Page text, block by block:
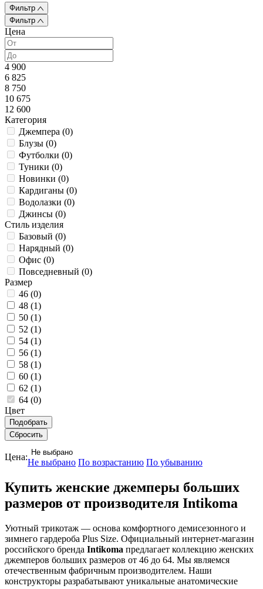
Фильтр
Фильтр
Цена
4 900
6 825
8 750
10 675
12 600
Категория
Джемпера (0)
Блузы (0)
Футболки (0)
Туники (0)
Новинки (0)
Кардиганы (0)
Водолазки (0)
Джинсы (0)
Стиль изделия
Базовый (0)
Нарядный (0)
Офис (0)
Повседневный (0)
Размер
46 (0)
48 (1)
50 (1)
52 (1)
54 (1)
56 (1)
58 (1)
60 (1)
62 (1)
64 (0)
Цвет
Цена: Не выбрано
Не выбрано По возрастанию По убыванию
Купить женские джемперы больших
размеров от производителя Intikoma
Уютный трикотаж — основа комфортного демисезонного и
зимнего гардероба Plus Size. Официальный интернет-магазин
российского бренда Intikoma предлагает коллекцию женских
джемперов больших размеров от 46 до 64. Мы являемся
отечественным фабричным производителем. Наши
конструкторы разрабатывают уникальные анатомические